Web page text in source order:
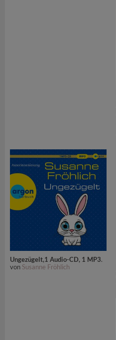
Ungezügelt,1 Audio-CD, 1 MP3.
von Susanne Fröhlich